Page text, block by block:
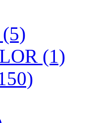
(1)